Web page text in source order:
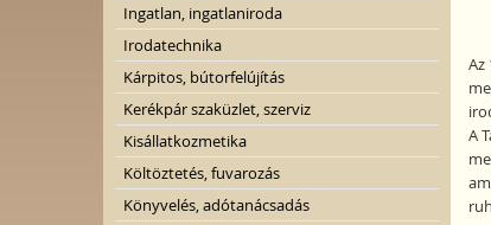
Ingatlan, ingatlaniroda
Irodatechnika
Kárpitos, bútorfelújítás
Kerékpár szaküzlet, szerviz
Kisállatkozmetika
Költöztetés, fuvarozás
Könyvelés, adótanácsadás
Az
A